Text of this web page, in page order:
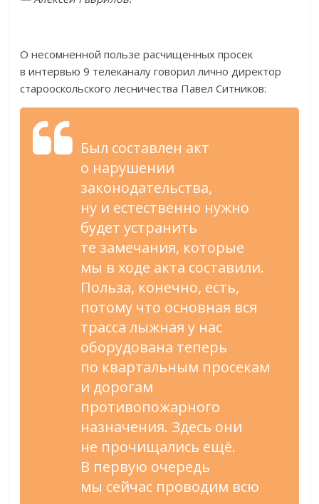
О несомненной пользе расчищенных просек
в интервью 9 телеканалу говорил лично директор
старооскольского лесничества Павел Ситников:
Был составлен акт
о нарушении
законодательства,
ну и естественно нужно
будет устранить
те замечания, которые
мы в ходе акта составили.
Польза, конечно, есть,
потому что основная вся
трасса лыжная у нас
оборудована теперь
по квартальным просекам
и дорогам
противопожарного
назначения. Здесь они
не прочищались ещё.
В первую очередь
мы сейчас проводим всю